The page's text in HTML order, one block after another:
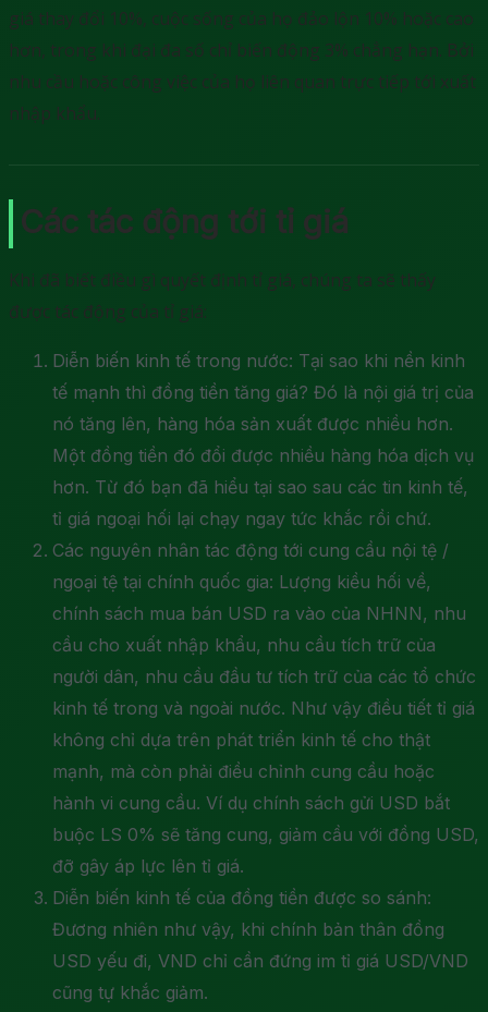
giá thay đổi 10%, cuộc sống của họ đảo lộn 10% hoặc cao
hơn, trong khi đại đa số chỉ biến động 3% chẳng hạn. Bởi
nhu cầu hoặc công việc của họ liên quan trực tiếp tới xuất
nhập khẩu.
Các tác động tới tỉ giá
Khi đã biết điều gì quyết định tỉ giá, chúng ta sẽ thấy
được tác động của tỉ giá:
Diễn biến kinh tế trong nước: Tại sao khi nền kinh
tế mạnh thì đồng tiền tăng giá? Đó là nội giá trị của
nó tăng lên, hàng hóa sản xuất được nhiều hơn.
Một đồng tiền đó đổi được nhiều hàng hóa dịch vụ
hơn. Từ đó bạn đã hiểu tại sao sau các tin kinh tế,
tỉ giá ngoại hối lại chạy ngay tức khắc rồi chứ.
Các nguyên nhân tác động tới cung cầu nội tệ /
ngoại tệ tại chính quốc gia: Lượng kiều hối về,
chính sách mua bán USD ra vào của NHNN, nhu
cầu cho xuất nhập khẩu, nhu cầu tích trữ của
người dân, nhu cầu đầu tư tích trữ của các tổ chức
kinh tế trong và ngoài nước. Như vậy điều tiết tỉ giá
không chỉ dựa trên phát triển kinh tế cho thật
mạnh, mà còn phải điều chỉnh cung cầu hoặc
hành vi cung cầu. Ví dụ chính sách gửi USD bắt
buộc LS 0% sẽ tăng cung, giảm cầu với đồng USD,
đỡ gây áp lực lên tỉ giá.
Diễn biến kinh tế của đồng tiền được so sánh:
Đương nhiên như vậy, khi chính bản thân đồng
USD yếu đi, VND chỉ cần đứng im tỉ giá USD/VND
cũng tự khắc giảm.